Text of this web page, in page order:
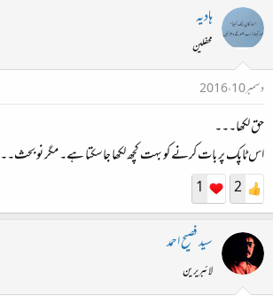
ہادیہ
محفلین
دسمبر 10، 2016
حق لکھا۔۔۔
اس ٹاپک پر بات کرنے کو بہت کچھ لکھا جاسکتا ہے۔ مگر نو بحث۔۔
2
1
سید فصیح احمد
لائبریرین